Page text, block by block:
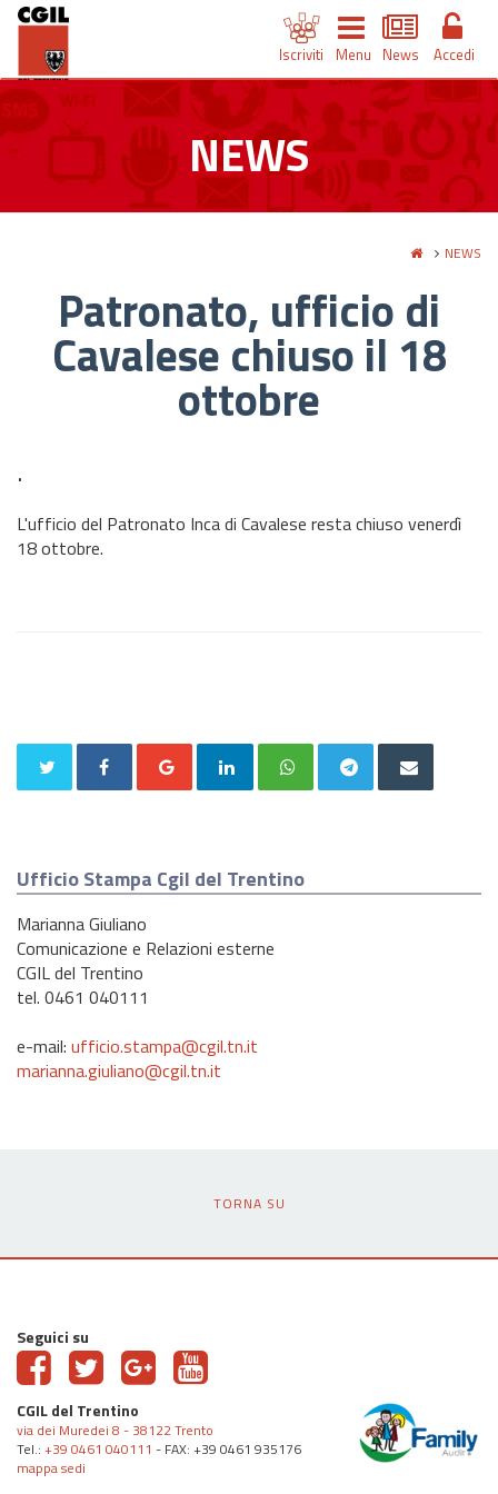
Iscriviti Menu News Accedi
NEWS
NEWS
Patronato, ufficio di
Cavalese chiuso il 18
ottobre
.
L'ufficio del Patronato Inca di Cavalese resta chiuso venerdì
18 ottobre.
Ufficio Stampa Cgil del Trentino
Marianna Giuliano
Comunicazione e Relazioni esterne
CGIL del Trentino
tel. 0461 040111
e-mail: ufficio.stampa@cgil.tn.it
marianna.giuliano@cgil.tn.it
TORNA SU
Seguici su
CGIL del Trentino
via dei Muredei 8 - 38122 Trento
Tel.: +39 0461 040111 - FAX: +39 0461 935176
mappa sedi